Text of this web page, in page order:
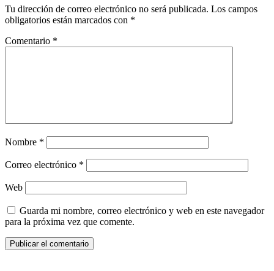
Tu dirección de correo electrónico no será publicada. Los campos
obligatorios están marcados con *
Comentario *
Nombre *
Correo electrónico *
Web
Guarda mi nombre, correo electrónico y web en este navegador
para la próxima vez que comente.